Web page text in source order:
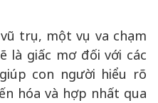
trụ, một vụ va chạm
là giấc mơ đối với các
con người hiểu rõ
hóa và hợp nhất qua